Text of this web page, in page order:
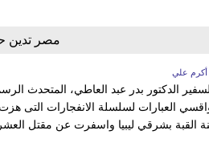
مصر تدين
أكرم علي
الدكتور بدر عبد العاطي، المتحدث
العبارات لسلسلة الانفجارات التى
القبة بشرقي ليبيا واسفرت عن مقتل